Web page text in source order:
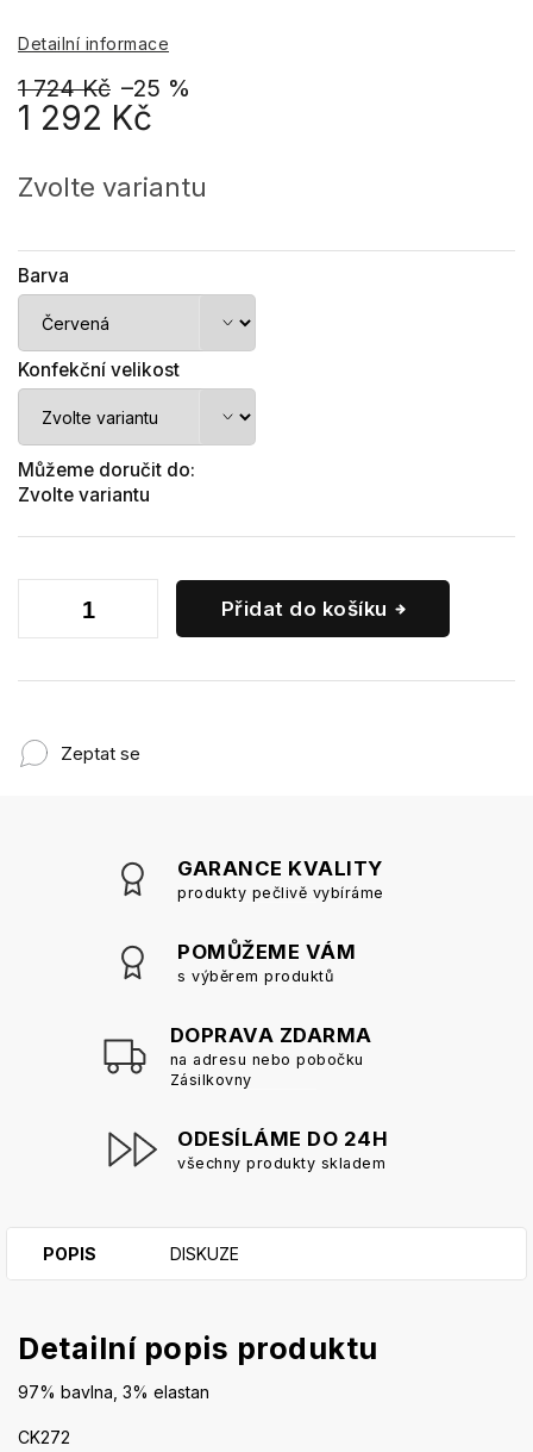
1 724 Kč –25 %
1 292 Kč
cena:
Zvolte variantu
Barva
Konfekční velikost
Můžeme doručit do:
Zvolte variantu
Přidat do košíku
Detailní informace
Zeptat se
GARANCE KVALITY
produkty pečlivě vybíráme
POMŮŽEME VÁM
s výběrem produktů
DOPRAVA ZDARMA
na adresu nebo pobočku
Zásilkovny
ODESÍLÁME DO 24H
všechny produkty skladem
POPIS DISKUZE
Detailní popis produktu
97% bavlna, 3% elastan
CK272